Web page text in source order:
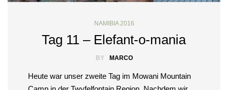
NAMIBIA 2016
Tag 11 – Elefant-o-mania
BY MARCO
Heute war unser zweite Tag im Mowani Mountain